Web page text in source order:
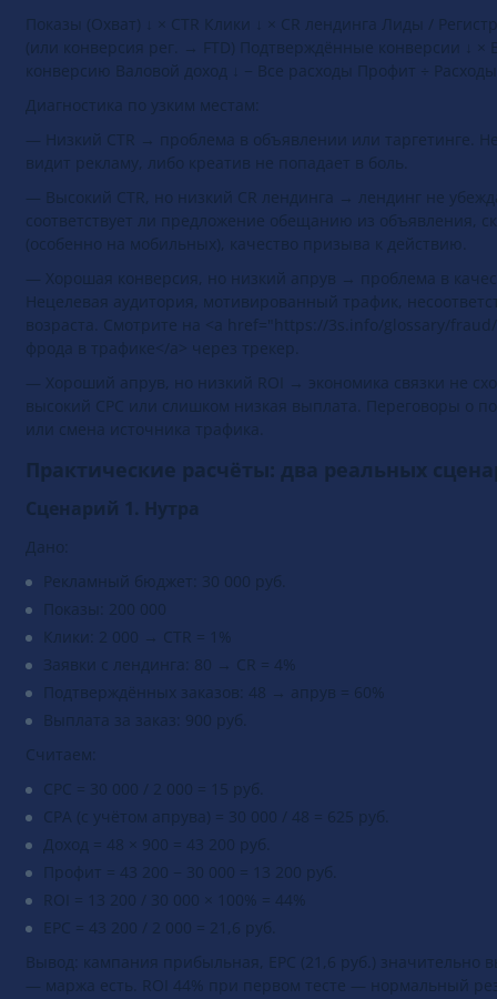
Показы (Охват) ↓ × CTR Клики ↓ × CR лендинга Лиды /
(или конверсия рег. → FTD) Подтверждённые конверсии ↓ ×
Диагностика по узким местам:
— Низкий CTR → проблема в объявлении или таргетинге.
видит рекламу, либо креатив не попадает в боль.
— Высокий CTR, но низкий CR лендинга → лендинг не
соответствует ли предложение обещанию из объявления,
— Хорошая конверсия, но низкий апрув → проблема в
Нецелевая аудитория, мотивированный трафик,
возраста. Смотрите на <a href="https://3s.info/glossary/
— Хороший апрув, но низкий ROI → экономика связки не
высокий CPC или слишком низкая выплата. Переговоры о
Практические расчёты: два реальных
Сценарий 1. Нутра
Дано:
Рекламный бюджет: 30 000 руб.
Подтверждённых заказов: 48 → апрув = 60%
Выплата за заказ: 900 руб.
CPC = 30 000 / 2 000 = 15 руб.
CPA (с учётом апрува) = 30 000 / 48 = 625 руб.
Доход = 48 × 900 = 43 200 руб.
Профит = 43 200 − 30 000 = 13 200 руб.
EPC = 43 200 / 2 000 = 21,6 руб.
Вывод: кампания прибыльная, EPC (21,6 руб.) значительно